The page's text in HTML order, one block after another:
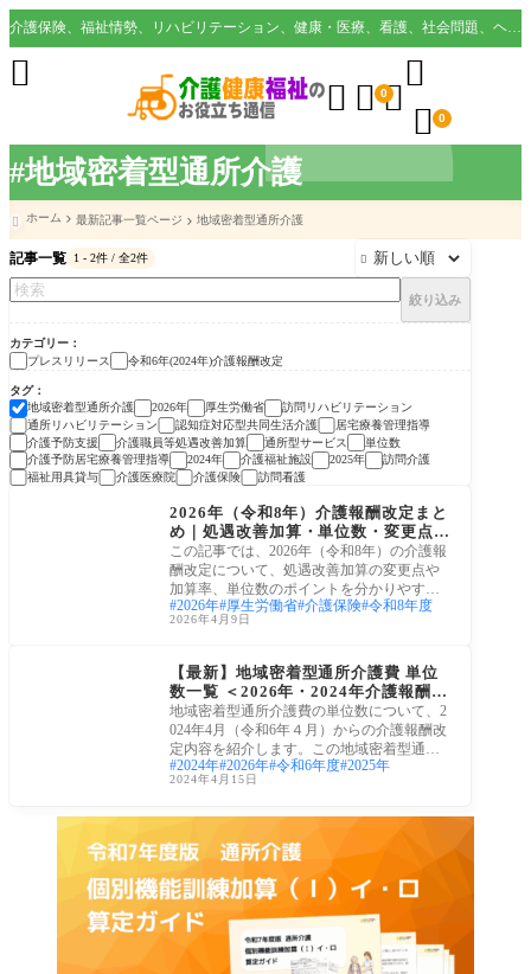
#地域密着型通所介護
介護保険、福祉情勢、リハビリテーション、健康・医療、看護、社会問題、ヘルスケア業界など様々な切り口から役立つ情報を配信。
  0

 0

 ホーム 最新記事一覧ページ 地域密着型通所介護
記事一覧 1 - 2件 / 全2件 
絞り込み
カテゴリー
プレスリリース
令和6年(2024年)介護報酬改定
タグ
地域密着型通所介護
2026年 厚生労働省
訪問リハビリテーション
通所リハビリテーション
認知症対応型共同生活介護
居宅療養管理指導
介護予防支援
介護職員等処遇改善加算 通所型サービス
単位数
介護予防居宅療養管理指導
2024年 介護福祉施設 2025年
訪問介護
福祉用具貸与
介護医療院 介護保険 訪問看護
プレスリリース
2026年（令和8年）介護報酬改定まと
め｜処遇改善加算・単位数・変更点を
解説
この記事では、2026年（令和8年）の介護報
酬改定について、処遇改善加算の変更点や
加算率、単位数のポイントを分かりやすく
まとめ
2026年 厚生労働省 介護保険 令和8年度
2026年4月9日
【最新】地域密着型通所介護費 単位
数一覧 ＜2026年・2024年介護報酬改
定対応＞
地域密着型通所介護費の単位数について、2
024年4月（令和6年４月）からの介護報酬改
定内容を紹介します。この地域密着型通所
介護費
2024年 2026年 令和6年度 2025年
2024年4月15日